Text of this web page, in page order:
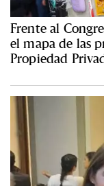
Frente al
el mapa de las
Propiedad